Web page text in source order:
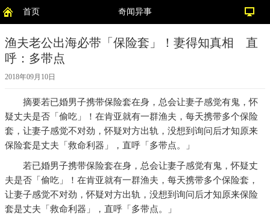
首页 奇闻异事
渔夫老公出海必带「保险套」！妻得知真相 直
呼：多带点
2018年09月10日
摘要若已婚男子携带保险套在身，总会让妻子感觉有鬼，怀
疑丈夫是否「偷吃」！在肯亚就有一群渔夫，每天携带多个保险
套，让妻子感觉不对劲，怀疑对方出轨，没想到询问后才知原来
保险套是丈夫「救命利器」，直呼「多带点。」
若已婚男子携带保险套在身，总会让妻子感觉有鬼，怀疑丈
夫是否「偷吃」！在肯亚就有一群渔夫，每天携带多个保险套，
让妻子感觉不对劲，怀疑对方出轨，没想到询问后才知原来保险
套是丈夫「救命利器」，直呼「多带点。」